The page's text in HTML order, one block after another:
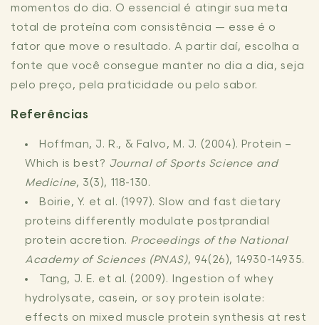
momentos do dia. O essencial é atingir sua meta
total de proteína com consistência — esse é o
fator que move o resultado. A partir daí, escolha a
fonte que você consegue manter no dia a dia, seja
pelo preço, pela praticidade ou pelo sabor.
Referências
Hoffman, J. R., & Falvo, M. J. (2004). Protein –
Which is best? Journal of Sports Science and
Medicine, 3(3), 118-130.
Boirie, Y. et al. (1997). Slow and fast dietary
proteins differently modulate postprandial
protein accretion. Proceedings of the National
Academy of Sciences (PNAS), 94(26), 14930-14935.
Tang, J. E. et al. (2009). Ingestion of whey
hydrolysate, casein, or soy protein isolate:
effects on mixed muscle protein synthesis at rest